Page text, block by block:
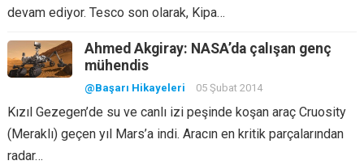
devam ediyor. Tesco son olarak, Kipa…
Ahmed Akgiray: NASA’da çalışan genç
mühendis
@Başarı Hikayeleri 05 Şubat 2014
Kızıl Gezegen’de su ve canlı izi peşinde koşan araç Cruosity
(Meraklı) geçen yıl Mars’a indi. Aracın en kritik parçalarından
radar…